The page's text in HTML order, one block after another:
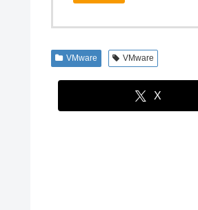
VMware VMware
X